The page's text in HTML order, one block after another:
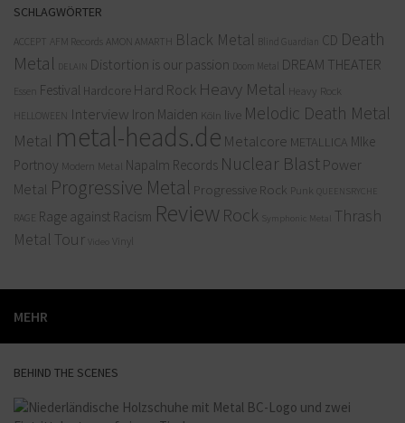
SCHLAGWÖRTER
ACCEPT AFM Records AMON AMARTH Black Metal Blind Guardian CD Death
Metal
DELAIN Distortion is our passion Doom Metal DREAM THEATER
Essen Festival Hardcore Hard Rock Heavy Metal Heavy Rock
HELLOWEEN Interview Iron Maiden Köln live Melodic Death Metal
Metal metal-heads.de Metalcore METALLICA MIke
Portnoy Modern Metal Napalm Records Nuclear Blast Power
Metal Progressive Metal Progressive Rock Punk QUEENSRYCHE
RAGE Rage against Racism Review Rock Symphonic Metal
Thrash
Metal Tour Video Vinyl
MEHR
BEHIND THE SCENES